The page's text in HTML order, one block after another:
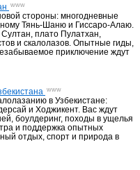
www
стороны: многодневные
Тянь-Шаню и Гиссаро-Алаю.
плато Пулатхан,
и скалолазов. Опытные гиды,
приключение ждут
www
в Узбекистане:
и Ходжикент. Вас ждут
боулдеринг, походы в ущелья
и поддержка опытных
отдых, спорт и природа в